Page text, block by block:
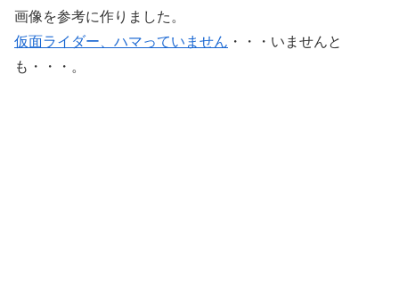
画像を参考に作りました。
仮面ライダー、ハマっていません ・・・いませんと
も・・・。